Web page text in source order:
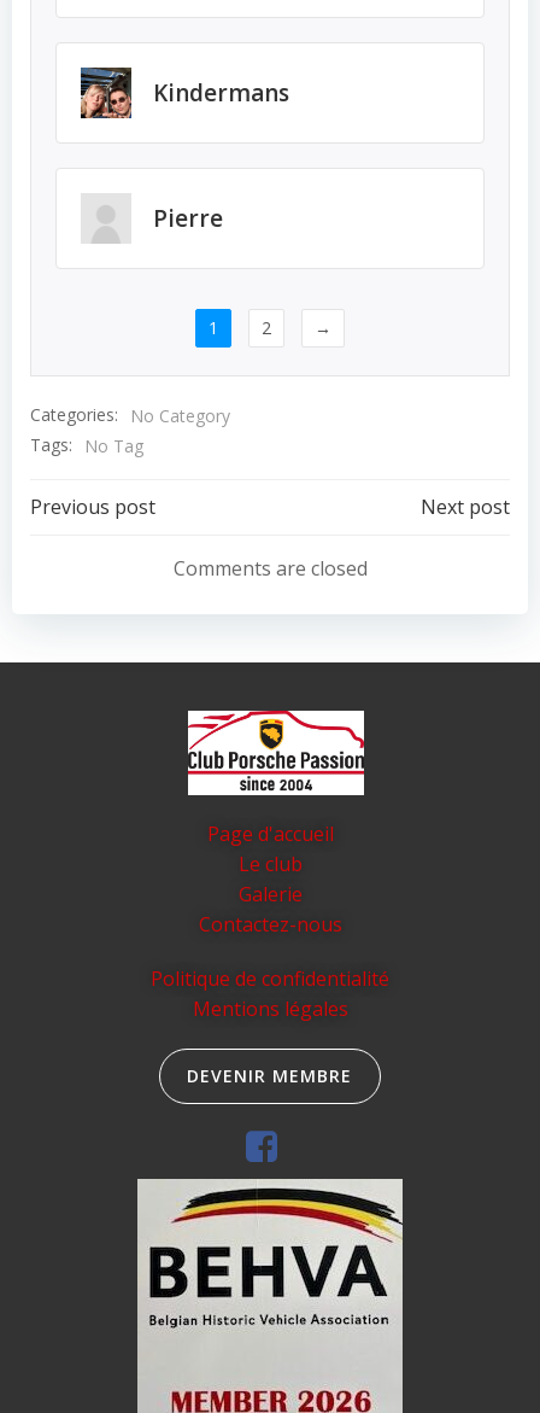
Kindermans
Pierre
1 2 →
Categories:
No Category
Tags:
No Tag
Post
navigation
Previous post
navigation
Next post
Comments are closed
Page d'accueil
Le club
Galerie
Contactez-nous
Politique de confidentialité
Mentions légales
DEVENIR MEMBRE